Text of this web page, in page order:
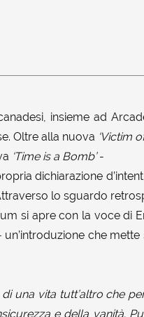
insieme ad
Oltre alla nuova ‘Victim
‘Time is a Bomb’-
dichiarazione
lo sguardo
si apre con la voce di
che
una vita tutt’altro che
e della vanità.